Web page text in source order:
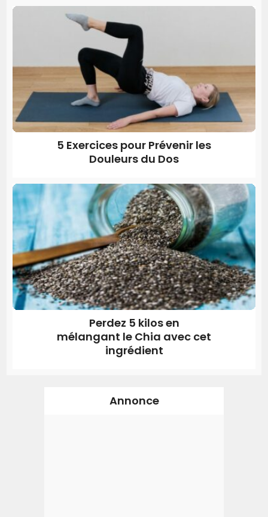
5 Exercices pour Prévenir les
Douleurs du Dos
Perdez 5 kilos en
mélangant le Chia avec cet
ingrédient
Annonce